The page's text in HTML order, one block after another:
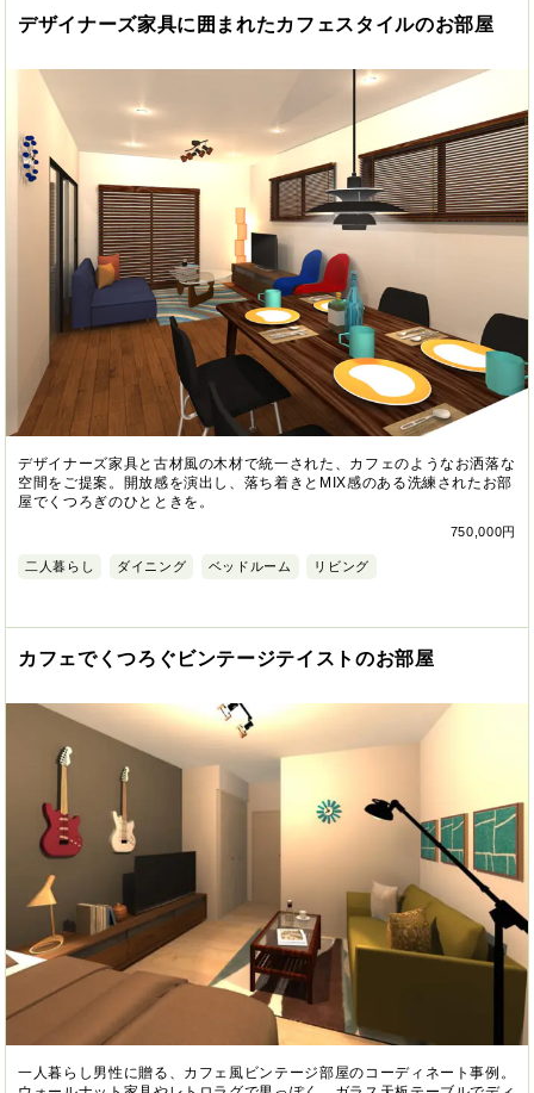
デザイナーズ家具に囲まれたカフェスタイルのお部屋
デザイナーズ家具と古材風の木材で統一された、カフェのようなお洒落な
空間をご提案。開放感を演出し、落ち着きとMIX感のある洗練されたお部
屋でくつろぎのひとときを。
750,000円
二人暮らし ダイニング ベッドルーム リビング
カフェでくつろぐビンテージテイストのお部屋
一人暮らし男性に贈る、カフェ風ビンテージ部屋のコーディネート事例。